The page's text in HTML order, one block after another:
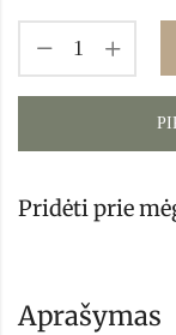
Pridėti prie
Aprašymas